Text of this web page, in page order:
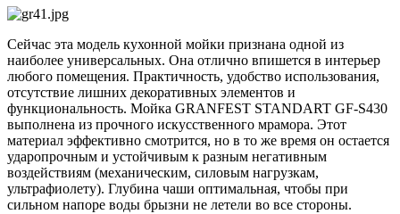
Сейчас эта модель кухонной мойки признана одной из
наиболее универсальных. Она отлично впишется в интерьер
любого помещения. Практичность, удобство использования,
отсутствие лишних декоративных элементов и
функциональность. Мойка GRANFEST STANDART GF-S430
выполнена из прочного искусственного мрамора. Этот
материал эффективно смотрится, но в то же время он остается
ударопрочным и устойчивым к разным негативным
воздействиям (механическим, силовым нагрузкам,
ультрафиолету). Глубина чаши оптимальная, чтобы при
сильном напоре воды брызни не летели во все стороны.